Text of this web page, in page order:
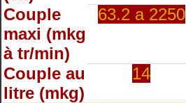
Couple
maxi (mkg
à tr/min)
63.2 a 2250
Couple au
litre (mkg)
14